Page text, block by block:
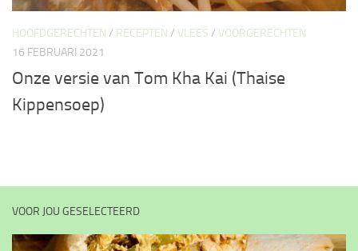
HOOFDGERECHTEN / RECEPTEN / VLEES / VOORGERECHTEN
16 FEBRUARI 2021
Onze versie van Tom Kha Kai (Thaise
Kippensoep)
VOOR JOU GESELECTEERD